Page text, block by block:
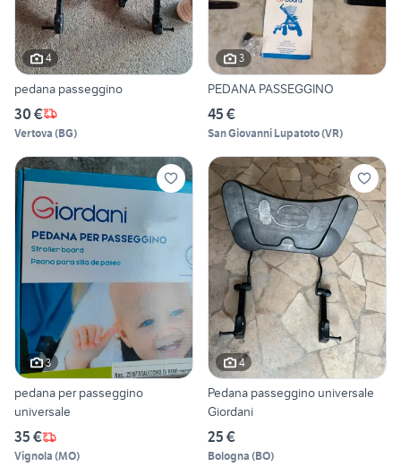
4
pedana passeggino
30 €
Vertova (BG)
3
PEDANA PASSEGGINO
45 €
San Giovanni Lupatoto(VR)
3
pedana per passeggino
universale
35 €
Vignola (MO)
4
Pedana passeggino universale
Giordani
25 €
Bologna (BO)